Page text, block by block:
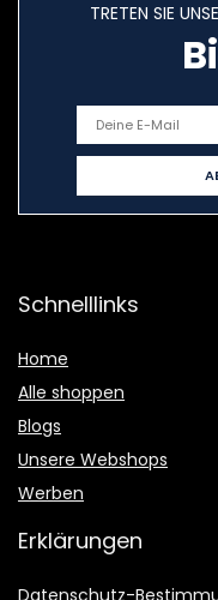
TRETEN SIE
Schnelllinks
Home
Alle shoppen
Blogs
Unsere Webshops
Werben
Erklärungen